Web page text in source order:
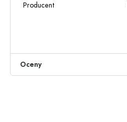
Producent
Oceny